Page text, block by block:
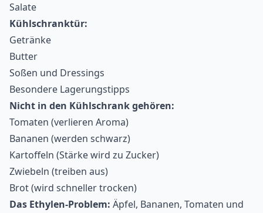
Salate
Kühlschranktür:
Getränke
Butter
Soßen und Dressings
Besondere Lagerungstipps
Nicht in den Kühlschrank gehören:
Tomaten (verlieren Aroma)
Bananen (werden schwarz)
Kartoffeln (Stärke wird zu Zucker)
Zwiebeln (treiben aus)
Brot (wird schneller trocken)
Das Ethylen-Problem: Äpfel, Bananen, Tomaten und